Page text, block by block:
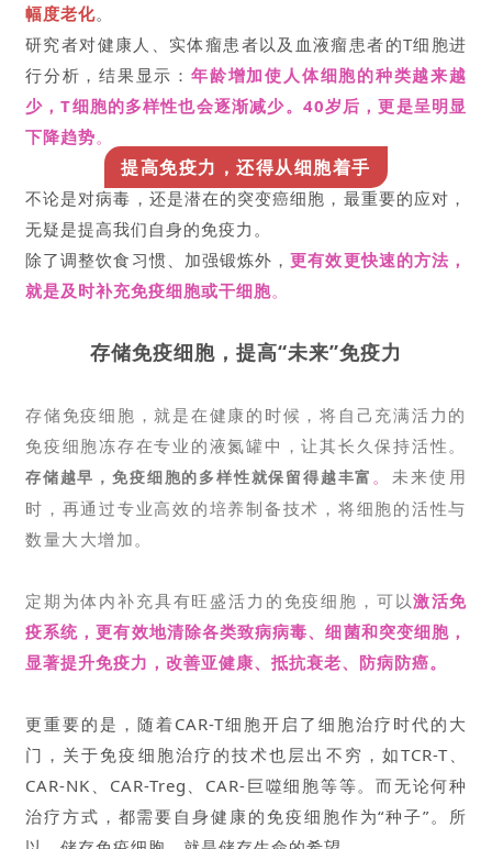
幅度老化。
研究者对健康人、实体瘤患者以及血液瘤患者的T细胞进
行分析，结果显示：年龄增加使人体细胞的种类越来越
少，T细胞的多样性也会逐渐减少。40岁后，更是呈明显
下降趋势。
提高免疫力，还得从细胞着手
不论是对病毒，还是潜在的突变癌细胞，最重要的应对，
无疑是提高我们自身的免疫力。
除了调整饮食习惯、加强锻炼外，更有效更快速的方法，
就是及时补充免疫细胞或干细胞。
存储免疫细胞，提高“未来”免疫力
存储免疫细胞，就是在健康的时候，将自己充满活力的
免疫细胞冻存在专业的液氮罐中，让其长久保持活性。
存储越早，免疫细胞的多样性就保留得越丰富 。 未来使用
时，再通过专业高效的培养制备技术，将细胞的活性与
数量大大增加。
定期为体内补充具有旺盛活力的免疫细胞，可以激活免
疫系统，更有效地清除各类致病病毒、细菌和突变细胞，
显著提升免疫力，改善亚健康、抵抗衰老、防病防癌。
更重要的是，随着CAR-T细胞开启了细胞治疗时代的大
门，关于免疫细胞治疗的技术也层出不穷，如TCR-T、
CAR-NK、CAR-Treg、CAR-巨噬细胞等等。而无论何种
治疗方式，都需要自身健康的免疫细胞作为“种子”。所